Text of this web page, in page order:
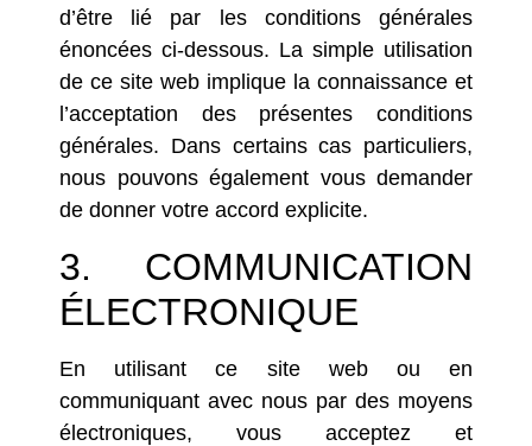
d’être lié par les conditions générales
énoncées ci-dessous. La simple utilisation
de ce site web implique la connaissance et
l’acceptation des présentes conditions
générales. Dans certains cas particuliers,
nous pouvons également vous demander
de donner votre accord explicite.
3. COMMUNICATION
ÉLECTRONIQUE
En utilisant ce site web ou en
communiquant avec nous par des moyens
électroniques, vous acceptez et